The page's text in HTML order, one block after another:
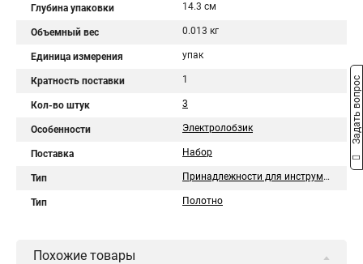
Глубина упаковки 14.3 см
Объемный вес 0.013 кг
Единица измерения упак
Кратность поставки 1
Кол-во штук 3
Особенности Электролобзик
Поставка Набор
Тип Принадлежности для инструментов
Тип Полотно
Похожие товары
Задать вопрос